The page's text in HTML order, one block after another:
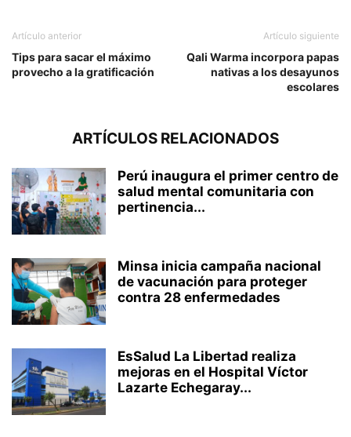
Artículo anterior
Tips para sacar el máximo
provecho a la gratificación
Artículo siguiente
Qali Warma incorpora papas
nativas a los desayunos
escolares
ARTÍCULOS RELACIONADOS
Perú inaugura el primer centro de
salud mental comunitaria con
pertinencia...
Minsa inicia campaña nacional
de vacunación para proteger
contra 28 enfermedades
EsSalud La Libertad realiza
mejoras en el Hospital Víctor
Lazarte Echegaray...